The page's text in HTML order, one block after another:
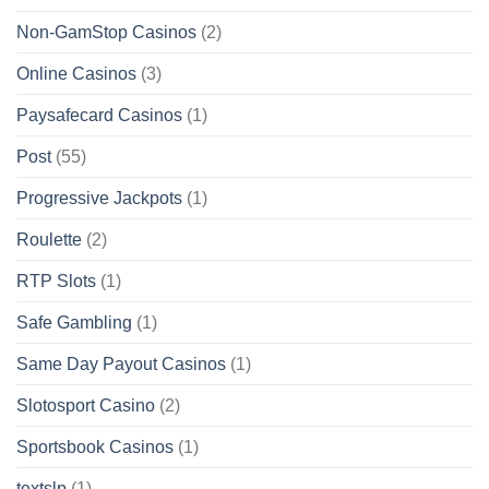
Non-GamStop Casinos (2)
Online Casinos (3)
Paysafecard Casinos (1)
Post(55)
Progressive Jackpots (1)
Roulette (2)
RTP Slots (1)
Safe Gambling (1)
Same Day Payout Casinos (1)
Slotosport Casino (2)
Sportsbook Casinos (1)